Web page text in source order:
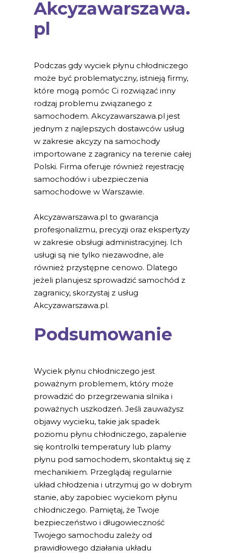
Akcyzawarszawa.
pl
Podczas gdy wyciek płynu chłodniczego
może być problematyczny, istnieją firmy,
które mogą pomóc Ci rozwiązać inny
rodzaj problemu związanego z
samochodem. Akcyzawarszawa.pl jest
jednym z najlepszych dostawców usług
w zakresie akcyzy na samochody
importowane z zagranicy na terenie całej
Polski. Firma oferuje również rejestrację
samochodów i ubezpieczenia
samochodowe w Warszawie.
Akcyzawarszawa.pl to gwarancja
profesjonalizmu, precyzji oraz ekspertyzy
w zakresie obsługi administracyjnej. Ich
usługi są nie tylko niezawodne, ale
również przystępne cenowo. Dlatego
jeżeli planujesz sprowadzić samochód z
zagranicy, skorzystaj z usług
Akcyzawarszawa.pl.
Podsumowanie
Wyciek płynu chłodniczego jest
poważnym problemem, który może
prowadzić do przegrzewania silnika i
poważnych uszkodzeń. Jeśli zauważysz
objawy wycieku, takie jak spadek
poziomu płynu chłodniczego, zapalenie
się kontrolki temperatury lub plamy
płynu pod samochodem, skontaktuj się z
mechanikiem. Przeglądaj regularnie
układ chłodzenia i utrzymuj go w dobrym
stanie, aby zapobiec wyciekom płynu
chłodniczego. Pamiętaj, że Twoje
bezpieczeństwo i długowieczność
Twojego samochodu zależy od
prawidłowego działania układu